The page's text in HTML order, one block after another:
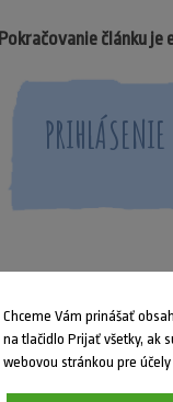
Pokračovanie článku
PRIHLÁSENIE
Chceme Vám prinášať
na tlačidlo Prijať všetky, ak
webovou stránkou pre